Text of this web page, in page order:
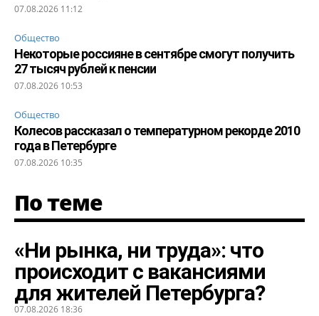
07.08.2026 11:12
Общество
Некоторые россияне в сентябре смогут получить
27 тысяч рублей к пенсии
07.08.2026 10:53
Общество
Колесов рассказал о температурном рекорде 2010
года в Петербурге
07.08.2026 10:35
По теме
«Ни рынка, ни труда»: что
происходит с вакансиями
для жителей Петербурга?
07.08.2026 18:36